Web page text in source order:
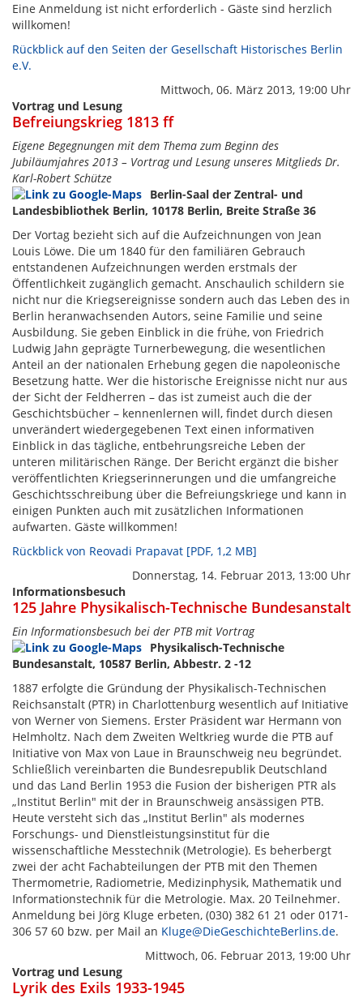
Eine Anmeldung ist nicht erforderlich - Gäste sind herzlich
willkomen!
Rückblick auf den Seiten der Gesellschaft Historisches Berlin
e.V.
Mittwoch, 06. März 2013, 19:00 Uhr
Vortrag und Lesung
Befreiungskrieg 1813 ff
Eigene Begegnungen mit dem Thema zum Beginn des
Jubiläumjahres 2013 – Vortrag und Lesung unseres Mitglieds Dr.
Karl-Robert Schütze
Berlin-Saal der Zentral- und
Landesbibliothek Berlin, 10178 Berlin, Breite Straße 36
Der Vortag bezieht sich auf die Aufzeichnungen von Jean
Louis Löwe. Die um 1840 für den familiären Gebrauch
entstandenen Aufzeichnungen werden erstmals der
Öffentlichkeit zugänglich gemacht. Anschaulich schildern sie
nicht nur die Kriegsereignisse sondern auch das Leben des in
Berlin heranwachsenden Autors, seine Familie und seine
Ausbildung. Sie geben Einblick in die frühe, von Friedrich
Ludwig Jahn geprägte Turnerbewegung, die wesentlichen
Anteil an der nationalen Erhebung gegen die napoleonische
Besetzung hatte. Wer die historische Ereignisse nicht nur aus
der Sicht der Feldherren – das ist zumeist auch die der
Geschichtsbücher – kennenlernen will, findet durch diesen
unverändert wiedergegebenen Text einen informativen
Einblick in das tägliche, entbehrungsreiche Leben der
unteren militärischen Ränge. Der Bericht ergänzt die bisher
veröffentlichten Kriegserinnerungen und die umfangreiche
Geschichtsschreibung über die Befreiungskriege und kann in
einigen Punkten auch mit zusätzlichen Informationen
aufwarten. Gäste willkommen!
Rückblick von Reovadi Prapavat [PDF, 1,2 MB]
Donnerstag, 14. Februar 2013, 13:00 Uhr
Informationsbesuch
125 Jahre Physikalisch-Technische Bundesanstalt
Ein Informationsbesuch bei der PTB mit Vortrag
Physikalisch-Technische
Bundesanstalt, 10587 Berlin, Abbestr. 2 -12
1887 erfolgte die Gründung der Physikalisch-Technischen
Reichsanstalt (PTR) in Charlottenburg wesentlich auf Initiative
von Werner von Siemens. Erster Präsident war Hermann von
Helmholtz. Nach dem Zweiten Weltkrieg wurde die PTB auf
Initiative von Max von Laue in Braunschweig neu begründet.
Schließlich vereinbarten die Bundesrepublik Deutschland
und das Land Berlin 1953 die Fusion der bisherigen PTR als
„Institut Berlin" mit der in Braunschweig ansässigen PTB.
Heute versteht sich das „Institut Berlin" als modernes
Forschungs- und Dienstleistungsinstitut für die
wissenschaftliche Messtechnik (Metrologie). Es beherbergt
zwei der acht Fachabteilungen der PTB mit den Themen
Thermometrie, Radiometrie, Medizinphysik, Mathematik und
Informationstechnik für die Metrologie. Max. 20 Teilnehmer.
Anmeldung bei Jörg Kluge erbeten, (030) 382 61 21 oder 0171-
306 57 60 bzw. per Mail an Kluge@DieGeschichteBerlins.de.
Mittwoch, 06. Februar 2013, 19:00 Uhr
Vortrag und Lesung
Lyrik des Exils 1933-1945